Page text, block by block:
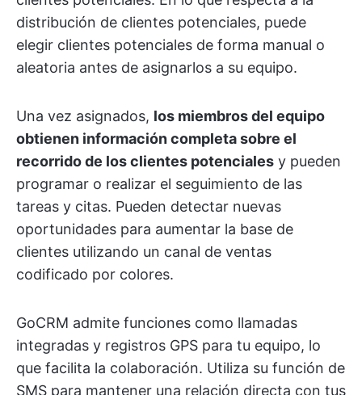
distribución de clientes potenciales, puede
elegir clientes potenciales de forma manual o
aleatoria antes de asignarlos a su equipo.
Una vez asignados, los miembros del equipo
obtienen información completa sobre el
recorrido de los clientes potenciales y pueden
programar o realizar el seguimiento de las
tareas y citas. Pueden detectar nuevas
oportunidades para aumentar la base de
clientes utilizando un canal de ventas
codificado por colores.
GoCRM admite funciones como llamadas
integradas y registros GPS para tu equipo, lo
que facilita la colaboración. Utiliza su función de
SMS para mantener una relación directa con tus